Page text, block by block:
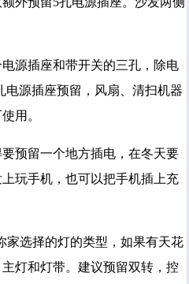
源插座和带开关的三孔，除电
电源插座预留，风扇、清扫机器
用。
预留一个地方插电，在冬天要
玩手机，也可以把手机插上充
家选择的灯的类型，如果有天花
灯和灯带。建议预留双转，控